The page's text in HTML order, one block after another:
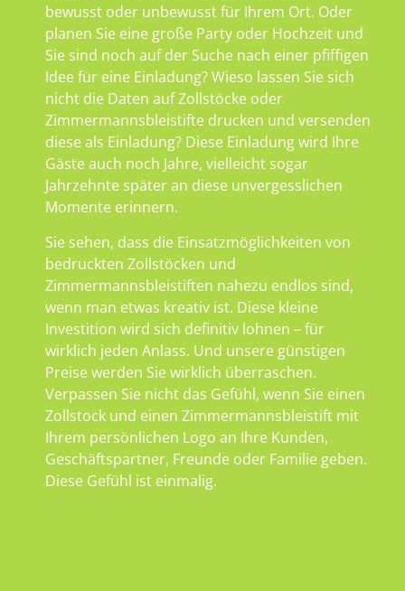
bewusst oder unbewusst für Ihrem Ort. Oder
planen Sie eine große Party oder Hochzeit und
Sie sind noch auf der Suche nach einer pfiffigen
Idee für eine Einladung? Wieso lassen Sie sich
nicht die Daten auf Zollstöcke oder
Zimmermannsbleistifte drucken und versenden
diese als Einladung? Diese Einladung wird Ihre
Gäste auch noch Jahre, vielleicht sogar
Jahrzehnte später an diese unvergesslichen
Momente erinnern.
Sie sehen, dass die Einsatzmöglichkeiten von
bedruckten Zollstöcken und
Zimmermannsbleistiften nahezu endlos sind,
wenn man etwas kreativ ist. Diese kleine
Investition wird sich definitiv lohnen – für
wirklich jeden Anlass. Und unsere günstigen
Preise werden Sie wirklich überraschen.
Verpassen Sie nicht das Gefühl, wenn Sie einen
Zollstock und einen Zimmermannsbleistift mit
Ihrem persönlichen Logo an Ihre Kunden,
Geschäftspartner, Freunde oder Familie geben.
Diese Gefühl ist einmalig.